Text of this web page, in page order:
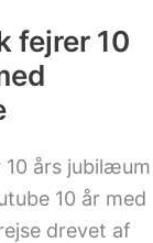
fejrer 10
års jubilæum
10 år med
drevet af